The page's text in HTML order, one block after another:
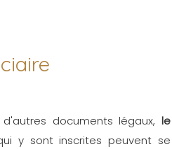
documents légaux,
y sont inscrites peuvent